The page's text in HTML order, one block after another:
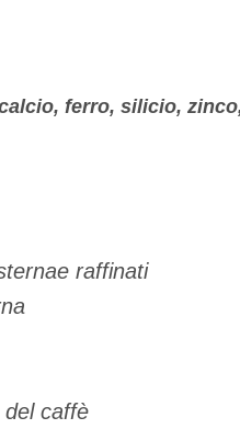
ferro, silicio,
raffinati
del caffè